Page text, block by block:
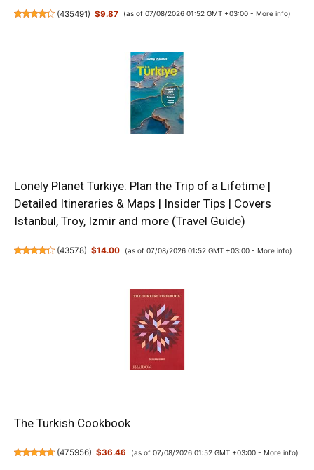
(435491) $9.87 (as of 07/08/2026 01:52 GMT +03:00 - More info)
Lonely Planet Turkiye: Plan the Trip of a Lifetime |
Detailed Itineraries & Maps | Insider Tips | Covers
Istanbul, Troy, Izmir and more (Travel Guide)
(43578) $14.00 (as of 07/08/2026 01:52 GMT +03:00 - More info)
The Turkish Cookbook
(475956) $36.46 (as of 07/08/2026 01:52 GMT +03:00 - More info)